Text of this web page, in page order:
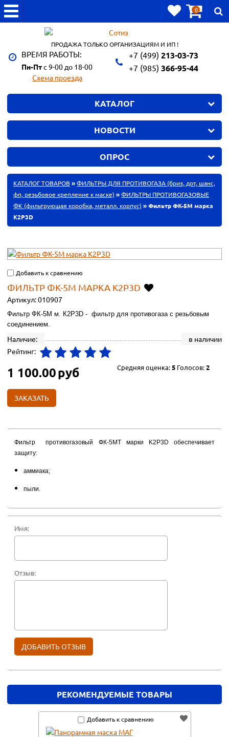
0
ПРОДАЖА ТОЛЬКО ОРГАНИЗАЦИЯМ И ИП !
ВРЕМЯ РАБОТЫ:
Пн-Птс 9-00 до 18-00
Схема проезда
+7 (499) 213-03-73
+7 (985) 366-95-44
КАТАЛОГ
НОВОСТИ
ОПРОС
КАТАЛОГ ТОВАРОВ »ФИЛЬТРЫ ДЛЯ ПРОТИВОГАЗА (бриз, дот, шанс,
фп, резьбовое крепление к маске) »ФИЛЬТРЫ ПРОТИВОГАЗОВЫЕ
ФК (фильтрующая коробка, металл. корпус) » Фильтр ФК-5М марка
К2Р3D
Добавить к сравнению
ФИЛЬТР ФК-5М МАРКА К2Р3D
Артикул:010907
Фильтр ФК-5М м. К2Р3D - фильтр для противогаза с резьбовым
соединением.
Наличие:
в наличии
Рейтинг:
Средняя оценка:5 Голосов:2
1 100.00руб
ЗАКАЗАТЬ
Фильтр противогазовый ФК-5МТ марки K2Р3D обеспечивает
защиту:
аммиака;
пыли.
Имя:
Отзыв:
РЕКОМЕНДУЕМЫЕ ТОВАРЫ
Добавить к сравнению